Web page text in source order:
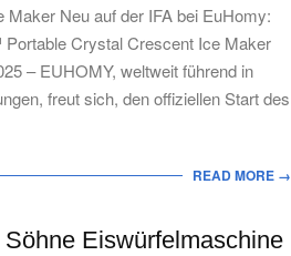
Neu auf der IFA bei EuHomy:
Crystal Crescent Ice Maker
– EUHOMY, weltweit führend in
freut sich, den offiziellen Start des
READ MORE →
Eiswürfelmaschine